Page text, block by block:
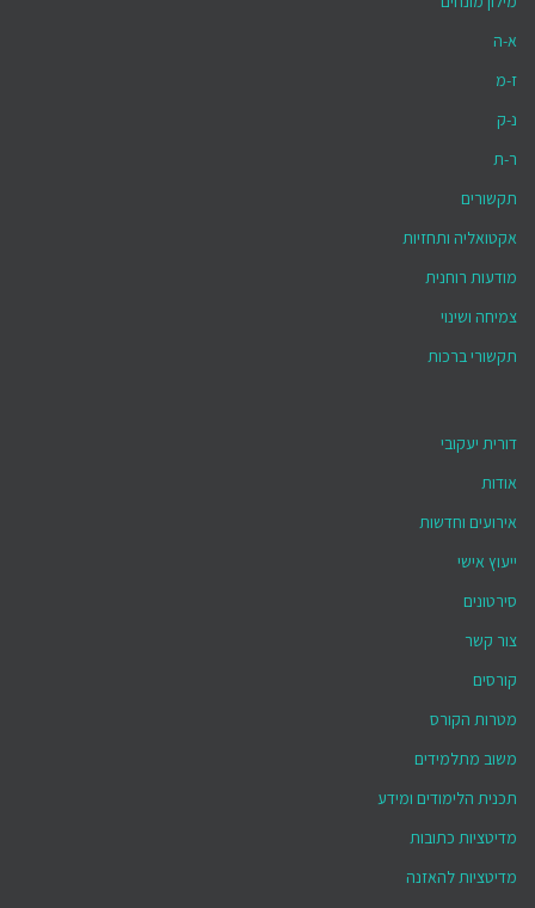
א-ה
ז-מ
נ-ק
ר-ת
תקשורים
אקטואליה ותחזיות
מודעות רוחנית
צמיחה ושינוי
תקשורי ברכות
דורית יעקובי
אודות
אירועים וחדשות
ייעוץ אישי
סירטונים
צור קשר
קורסים
מטרות הקורס
משוב מתלמידים
תכנית הלימודים ומידע
מדיטציות כתובות
מדיטציות להאזנה